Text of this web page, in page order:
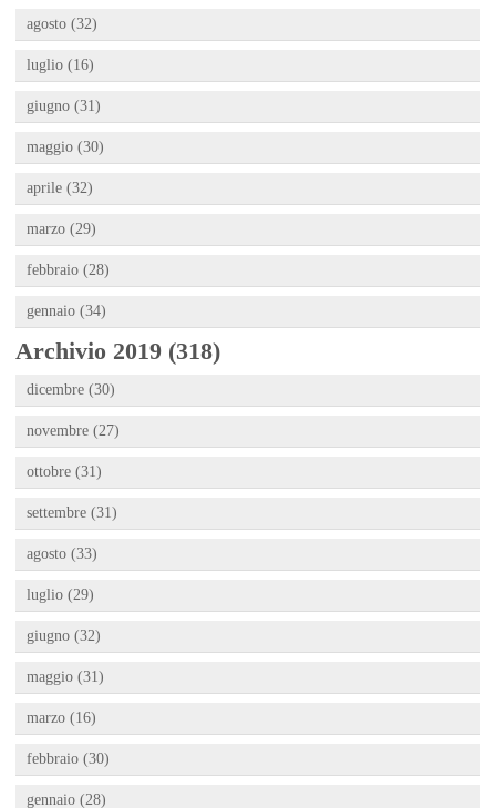
agosto (32)
luglio (16)
giugno (31)
maggio (30)
aprile (32)
marzo (29)
febbraio (28)
gennaio (34)
Archivio 2019 (318)
dicembre (30)
novembre (27)
ottobre (31)
settembre (31)
agosto (33)
luglio (29)
giugno (32)
maggio (31)
marzo (16)
febbraio (30)
gennaio (28)